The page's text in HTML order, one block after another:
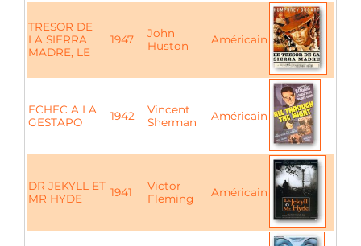
TRESOR DE
LA SIERRA
MADRE, LE
1947
John
Huston
Américain
ECHEC A LA
GESTAPO
1942
Vincent
Sherman
Américain
DR JEKYLL ET
MR HYDE
1941
Victor
Fleming
Américain